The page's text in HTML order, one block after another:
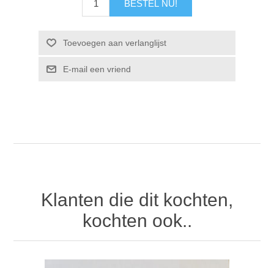
Klanten die dit kochten,
kochten ook..